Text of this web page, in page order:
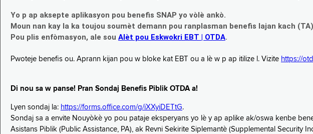
Yo p ap aksepte aplikasyon pou benefis SNAP yo vòlè ankò.
Moun nan kay la ka toujou soumèt demann pou ranplasman benefis lajan kach
Pou plis enfòmasyon, ale sou Alèt pou Eskwokri EBT | OTDA.
Pwoteje benefis ou. Aprann kijan pou w bloke kat EBT ou a lè w p ap itilize l. Vizite https://
Di nou sa w panse! Pran Sondaj Benefis Piblik OTDA a!
Lyen sondaj la: https://forms.office.com/g/iXXyiDETtG.
Sondaj sa a envite Nouyòkè yo pou pataje eksperyans yo lè y ap aplike ak/oswa kenbe
Asistans Piblik (Public Assistance, PA), ak Revni Sekirite Siplemantè (Supplemental